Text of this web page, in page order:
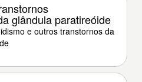
glândula paratireóide
e outros transtornos da